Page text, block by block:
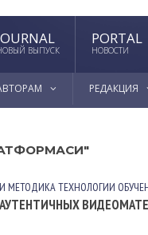
ВЫПУСК
PORTAL
НОВОСТИ
РЕДАКЦИЯ
МЕТОДИКАТЕХНОЛОГИИ